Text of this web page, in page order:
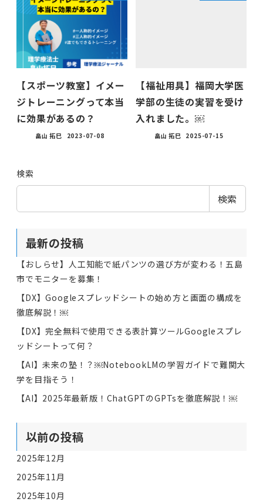
【スポーツ教室】イメー
ジトレーニングって本当
に効果があるの？
畠山 拓巳 2023-07-08
【福祉用具】福岡大学医
学部の生徒の実習を受け
入れました。￼
畠山 拓巳 2025-07-15
検索
検索
最新の投稿
【おしらせ】人工知能で紙パンツの選び方が変わる！五島
市でモニターを募集！
【DX】Googleスプレッドシートの始め方と画面の構成を
徹底解説！￼
【DX】完全無料で使用できる表計算ツールGoogleスプレ
ッドシートって何？
【AI】未来の塾！？￼NotebookLMの学習ガイドで難関大
学を目指そう！
【AI】2025年最新版！ChatGPTのGPTsを徹底解説！￼
以前の投稿
2025年12月
2025年11月
2025年10月